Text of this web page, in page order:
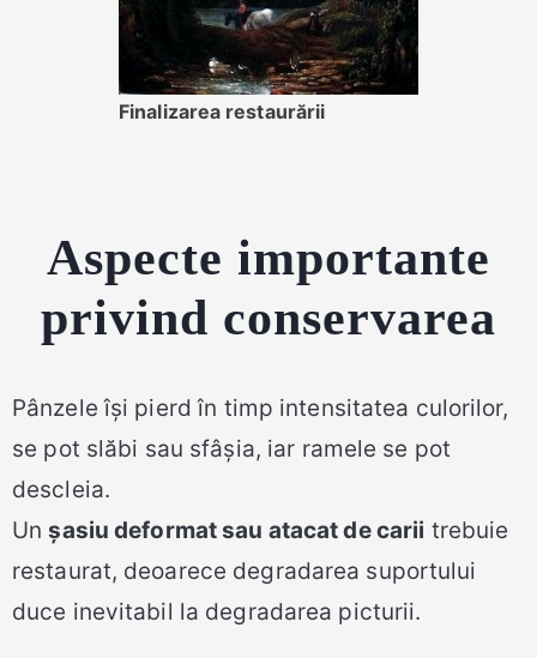
Finalizarea restaurării
Aspecte importante
privind conservarea
Pânzele își pierd în timp intensitatea culorilor,
se pot slăbi sau sfâșia, iar ramele se pot
descleia.
Unșasiu deformat sau atacat de carii trebuie
restaurat, deoarece degradarea suportului
duce inevitabil la degradarea picturii.